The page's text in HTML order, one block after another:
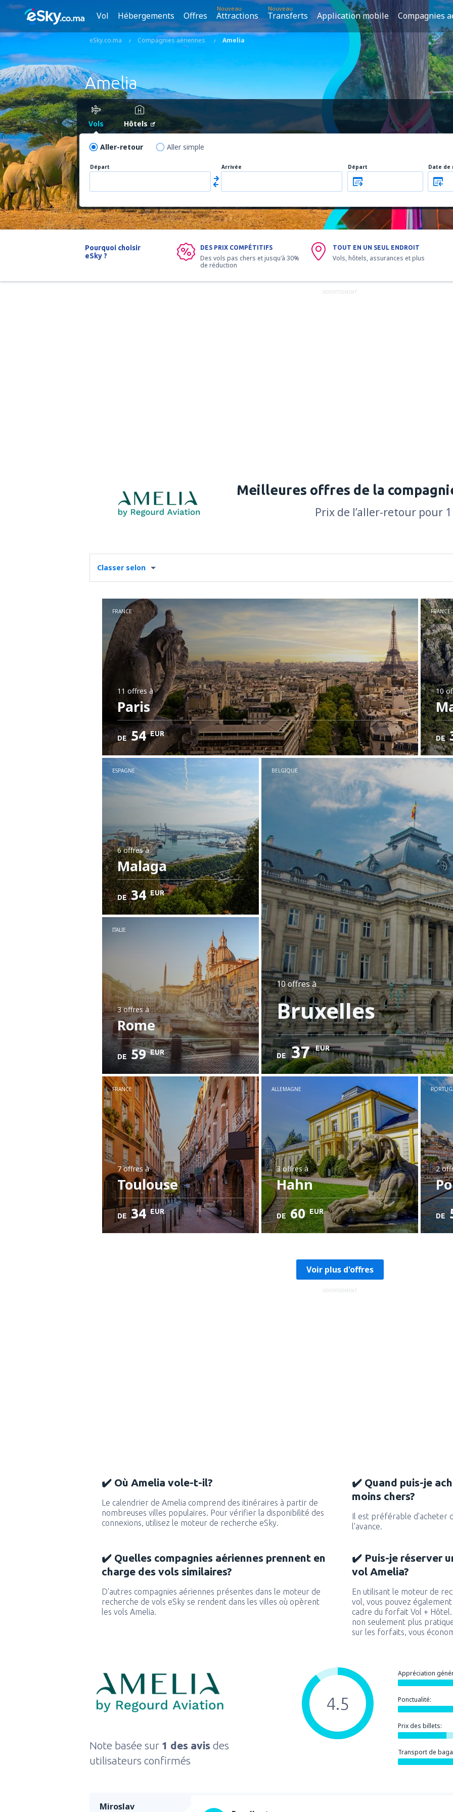
Vol Hébergements Offres
Nouveau
Attractions
Nouveau
Transferts Application mobile Compagnies
eSky.co.ma Compagnies aériennes Amelia
Amelia
Vols Hôtels
Aller-retour Aller simple
Départ Arrivée Départ Date de
Pourquoi choisir
eSky ?
DES PRIX COMPÉTITIFS
Des vols pas chers et jusqu'à 30%
de réduction
TOUT EN UN SEUL ENDROIT
Vols, hôtels, assurances et plus
ADVERTISEMENT
Meilleures offres de la
Prix de l’aller-retour pour
Classer selon
FRANCE
11 offres à
Paris
DE 54 EUR
FRANCE
10
DE
ESPAGNE
6 offresà
Malaga
DE 34 EUR
BELGIQUE
10 offresà
Bruxelles
DE 37 EUR
ITALIE
3 offresà
Rome
DE 59 EUR
FRANCE
7 offresà
Toulouse
DE 34 EUR
ALLEMAGNE
3 offresà
Hahn
DE 60 EUR
2
DE
Voir plus d'offres
ADVERTISEMENT
✔️ Où Amelia vole-t-il?
Le calendrier de Amelia comprend des itinéraires à partir de
nombreuses villes populaires. Pour vérifier la disponibilité des
connexions, utilisez le moteur de recherche eSky.
✔️ Quand puis-je
moins chers?
Il est préférable d'acheter
l'avance.
✔️ Quelles compagnies aériennes prennent en
charge des vols similaires?
D'autres compagnies aériennes présentes dans le moteur de
recherche de vols eSky se rendent dans les villes où opèrent
les vols Amelia.
✔️ Puis-je réserver
vol Amelia?
En utilisant le moteur de
vol, vous pouvez
cadre du forfait Vol +
non seulement plus
sur les forfaits, vous
Note basée sur 1 des avis des
utilisateurs confirmés
Appréciation
Ponctualité:
Prix des billets:
Transport de
4.5
Miroslav